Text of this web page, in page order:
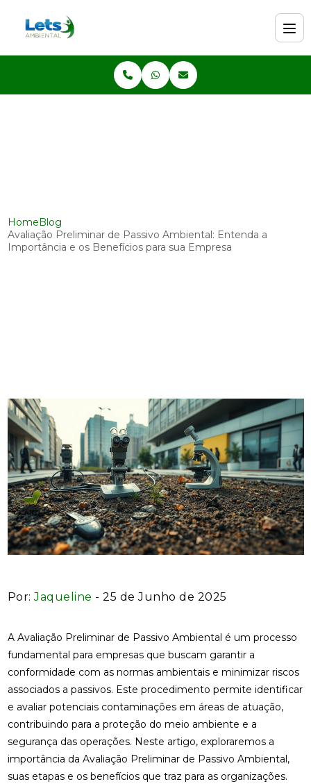
HomeBlog
Avaliação Preliminar de Passivo Ambiental: Entenda a
Importância e os Benefícios para sua Empresa
Por:Jaqueline - 25 de Junho de 2025
A Avaliação Preliminar de Passivo Ambiental é um processo
fundamental para empresas que buscam garantir a
conformidade com as normas ambientais e minimizar riscos
associados a passivos. Este procedimento permite identificar
e avaliar potenciais contaminações em áreas de atuação,
contribuindo para a proteção do meio ambiente e a
segurança das operações. Neste artigo, exploraremos a
importância da Avaliação Preliminar de Passivo Ambiental,
suas etapas e os benefícios que traz para as organizações.